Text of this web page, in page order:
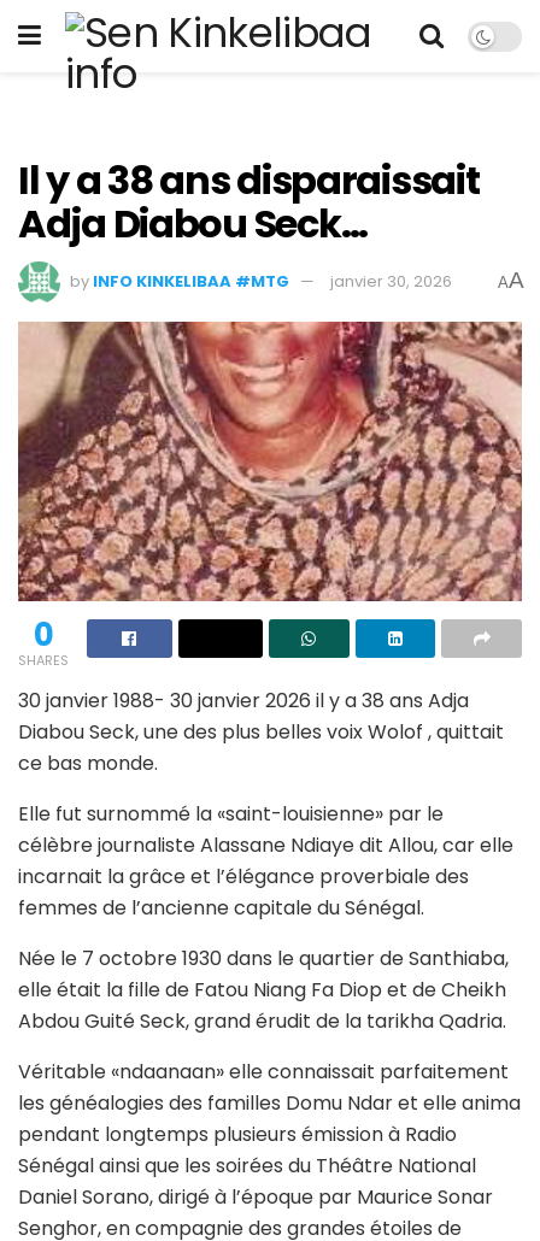
Il y a 38 ans disparaissait
Adja Diabou Seck…
by INFO KINKELIBAA #MTG janvier 30, 2026 AA
0
SHARES
30 janvier 1988- 30 janvier 2026 il y a 38 ans Adja
Diabou Seck, une des plus belles voix Wolof , quittait
ce bas monde.
Elle fut surnommé la «saint-louisienne» par le
célèbre journaliste Alassane Ndiaye dit Allou, car elle
incarnait la grâce et l’élégance proverbiale des
femmes de l’ancienne capitale du Sénégal.
Née le 7 octobre 1930 dans le quartier de Santhiaba,
elle était la fille de Fatou Niang Fa Diop et de Cheikh
Abdou Guité Seck, grand érudit de la tarikha Qadria.
Véritable «ndaanaan» elle connaissait parfaitement
les généalogies des familles Domu Ndar et elle anima
pendant longtemps plusieurs émission à Radio
Sénégal ainsi que les soirées du Théâtre National
Daniel Sorano, dirigé à l’époque par Maurice Sonar
Senghor, en compagnie des grandes étoiles de